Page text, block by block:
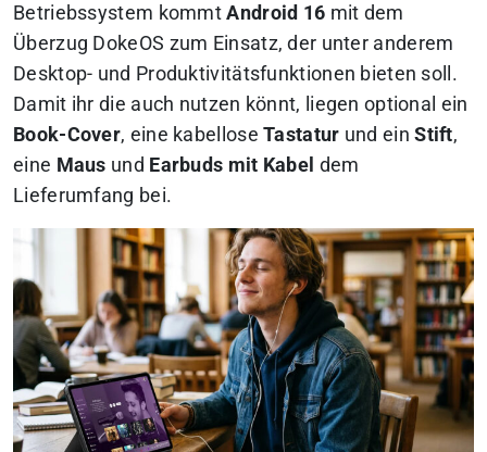
Betriebssystem kommtAndroid 16 mit dem
Überzug DokeOS zum Einsatz, der unter anderem
Desktop- und Produktivitätsfunktionen bieten soll.
Damit ihr die auch nutzen könnt, liegen optional ein
Book-Cover, eine kabelloseTastatur und einStift,
eine Maus und Earbuds mit Kabel dem
Lieferumfang bei.